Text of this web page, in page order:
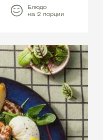
Блюдо
на 2 порции